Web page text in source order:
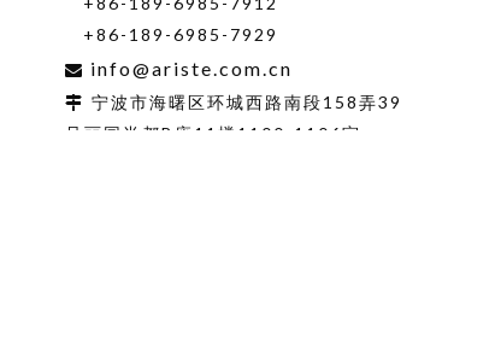
+86-189-6985-7929
 info@ariste.com.cn
 宁波市海曙区环城西路南段158弄39
号丽园尚都B座11楼1100-1106室